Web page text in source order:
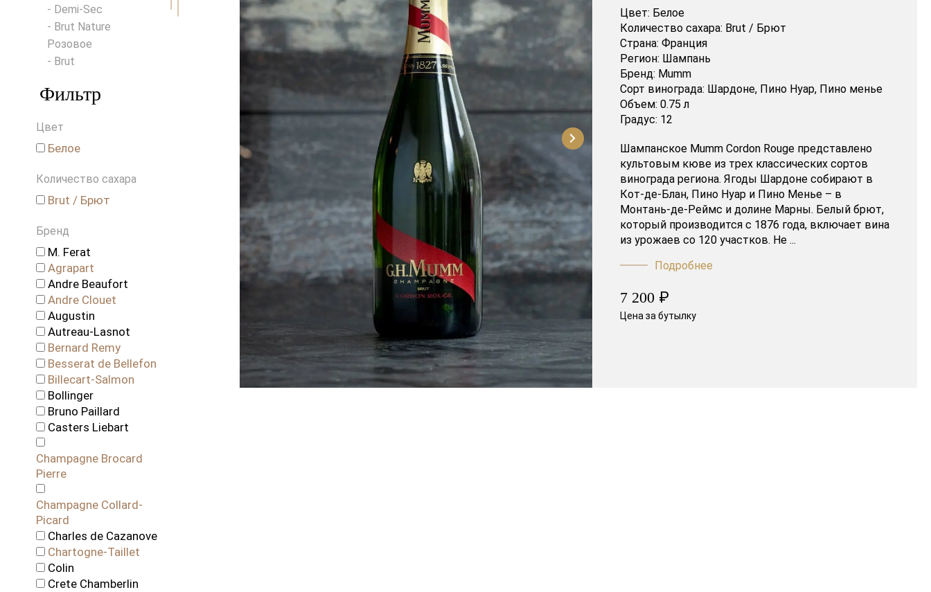
- Demi-Sec
- Brut Nature
Розовое
- Brut
Фильтр
Цвет
Белое
Количество сахара
Brut / Брют
Бренд
M. Ferat
Agrapart
Andre Beaufort
Andre Clouet
Augustin
Autreau-Lasnot
Bernard Remy
Besserat de Bellefon
Billecart-Salmon
Bollinger
Bruno Paillard
Casters Liebart
Champagne Brocard
Pierre
Champagne Collard-
Picard
Charles de Cazanove
Chartogne-Taillet
Colin
Crete Chamberlin
Цвет: Белое
Количество сахара: Brut / Брют
Страна: Франция
Регион: Шампань
Бренд: Mumm
Сорт винограда: Шардоне, Пино Нуар, Пино менье
Объем: 0.75 л
Градус: 12
Шампанское Mumm Cordon Rouge представлено
культовым кюве из трех классических сортов
винограда региона. Ягоды Шардоне собирают в
Кот-де-Блан, Пино Нуар и Пино Менье – в
Монтань-де-Реймс и долине Марны. Белый брют,
который производится с 1876 года, включает вина
из урожаев со 120 участков. Не ...
Подробнее
7 200 ₽
Цена за бутылку